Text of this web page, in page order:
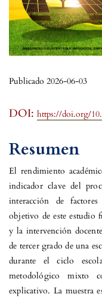
DOI: https://doi.org/
Publicado 2026-06-03
Resumen
El rendimiento
indicador clave del
interacción de
objetivo de este estudio
y la intervención
de tercer grado de una
durante el ciclo
metodológico mixto
explicativo. La muestra